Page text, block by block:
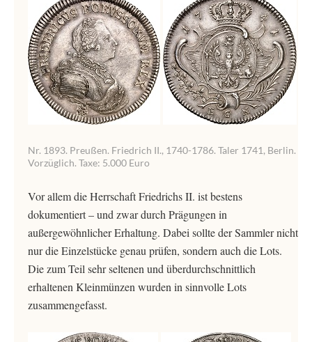
Nr. 1893. Preußen. Friedrich II., 1740-1786. Taler 1741, Berlin.
Vorzüglich. Taxe: 5.000 Euro
Vor allem die Herrschaft Friedrichs II. ist bestens
dokumentiert – und zwar durch Prägungen in
außergewöhnlicher Erhaltung. Dabei sollte der Sammler nicht
nur die Einzelstücke genau prüfen, sondern auch die Lots.
Die zum Teil sehr seltenen und überdurchschnittlich
erhaltenen Kleinmünzen wurden in sinnvolle Lots
zusammengefasst.